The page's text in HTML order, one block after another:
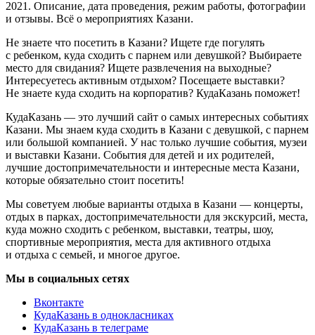
2021. Описание, дата проведения, режим работы, фотографии
и отзывы. Всё о мероприятиях Казани.
Не знаете что посетить в Казани? Ищете где погулять
с ребенком, куда сходить с парнем или девушкой? Выбираете
место для свидания? Ищете развлечения на выходные?
Интересуетесь активным отдыхом? Посещаете выставки?
Не знаете куда сходить на корпоратив? КудаКазань поможет!
КудаКазань — это лучший сайт о самых интересных событиях
Казани. Мы знаем куда сходить в Казани с девушкой, с парнем
или большой компанией. У нас только лучшие события, музеи
и выставки Казани. События для детей и их родителей,
лучшие достопримечательности и интересные места Казани,
которые обязательно стоит посетить!
Мы советуем любые варианты отдыха в Казани — концерты,
отдых в парках, достопримечательности для экскурсий, места,
куда можно сходить с ребенком, выставки, театры, шоу,
спортивные мероприятия, места для активного отдыха
и отдыха с семьей, и многое другое.
Мы в социальных сетях
Вконтакте
КудаКазань в однокласниках
КудаКазань в телеграме